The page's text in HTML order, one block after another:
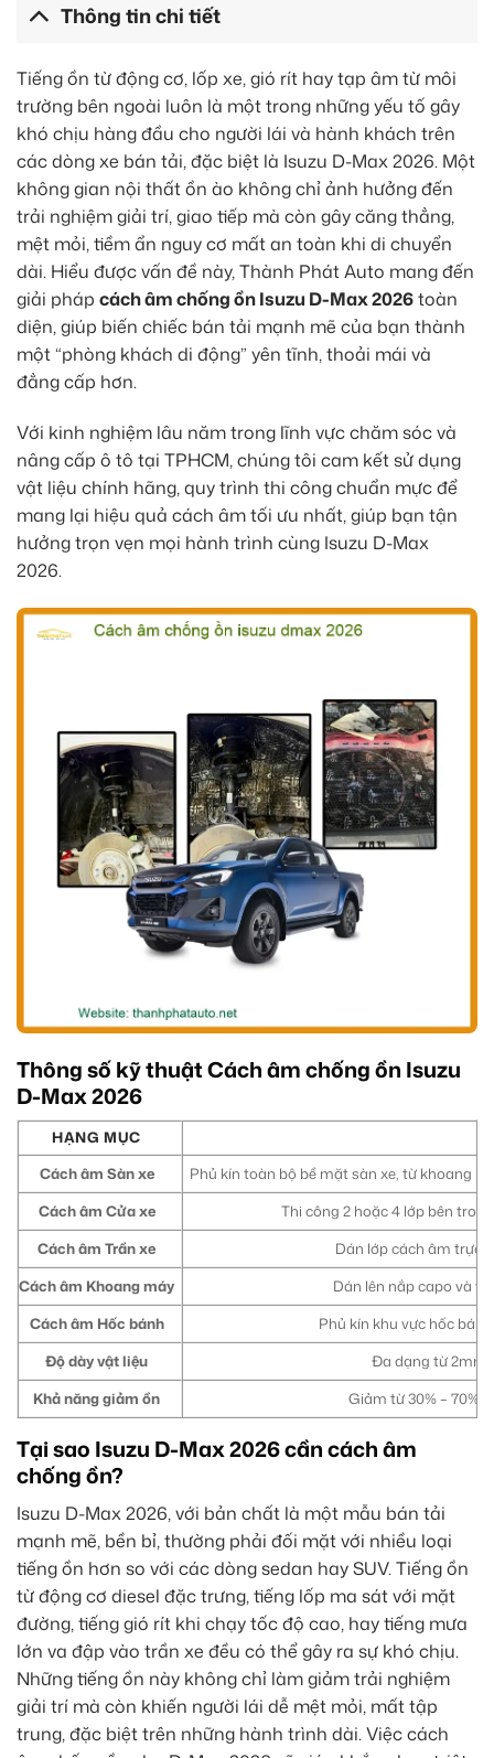
Thông tin chi tiết
Tiếng ồn từ động cơ, lốp xe, gió rít hay tạp âm từ môi
trường bên ngoài luôn là một trong những yếu tố gây
khó chịu hàng đầu cho người lái và hành khách trên
các dòng xe bán tải, đặc biệt là Isuzu D-Max 2026. Một
không gian nội thất ồn ào không chỉ ảnh hưởng đến
trải nghiệm giải trí, giao tiếp mà còn gây căng thẳng,
mệt mỏi, tiềm ẩn nguy cơ mất an toàn khi di chuyển
dài. Hiểu được vấn đề này, Thành Phát Auto mang đến
giải pháp cách âm chống ồn Isuzu D-Max 2026toàn
diện, giúp biến chiếc bán tải mạnh mẽ của bạn thành
một “phòng khách di động” yên tĩnh, thoải mái và
đẳng cấp hơn.
Với kinh nghiệm lâu năm trong lĩnh vực chăm sóc và
nâng cấp ô tô tại TPHCM, chúng tôi cam kết sử dụng
vật liệu chính hãng, quy trình thi công chuẩn mực để
mang lại hiệu quả cách âm tối ưu nhất, giúp bạn tận
hưởng trọn vẹn mọi hành trình cùng Isuzu D-Max
2026.
Thông số kỹ thuật Cách âm chống ồn Isuzu
D-Max 2026
HẠNG MỤC
Cách âm Sàn xe
Phủ kín toàn bộ bề mặt sàn xe, từ khoang
Cách âm Cửa xe
Thi công 2 hoặc 4 lớp bên
Cách âm Trần xe
Dán lớp cách âm trực
Cách âm Khoang máy
Dán lên nắp capo và
Cách âm Hốc bánh
Phủ kín khu vực hốc
Độ dày vật liệu
Đa dạng từ 2mm
Khả năng giảm ồn
Giảm từ 30% – 70%
Tại sao Isuzu D-Max 2026 cần cách âm
chống ồn?
Isuzu D-Max 2026, với bản chất là một mẫu bán tải
mạnh mẽ, bền bỉ, thường phải đối mặt với nhiều loại
tiếng ồn hơn so với các dòng sedan hay SUV. Tiếng ồn
từ động cơ diesel đặc trưng, tiếng lốp ma sát với mặt
đường, tiếng gió rít khi chạy tốc độ cao, hay tiếng mưa
lớn va đập vào trần xe đều có thể gây ra sự khó chịu.
Những tiếng ồn này không chỉ làm giảm trải nghiệm
giải trí mà còn khiến người lái dễ mệt mỏi, mất tập
trung, đặc biệt trên những hành trình dài. Việc cách